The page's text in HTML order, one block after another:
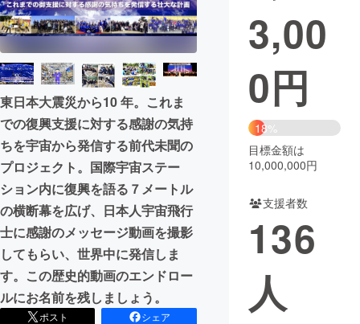
映像・映画
ビジネス・起業
まちづくり・地域活性化
CAMPFIRE for Social Good
CAMPFIRE Creation
CAMPFIREふるさと納税
コミュニティ
東日本大震災から10 年。これま
での復興支援に対する感謝の気持
ちを宇宙から発信する前代未聞の
プロジェクト。国際宇宙ステー
ション内に復興を語る７メートル
の横断幕を広げ、日本人宇宙飛行
士に感謝のメッセージ動画を撮影
してもらい、世界中に発信しま
す。この歴史的動画のエンドロー
ルにお名前を残しましょう。
ポスト
シェア
3,00
0円
18%
目標金額は
10,000,000円
支援者数
136
人